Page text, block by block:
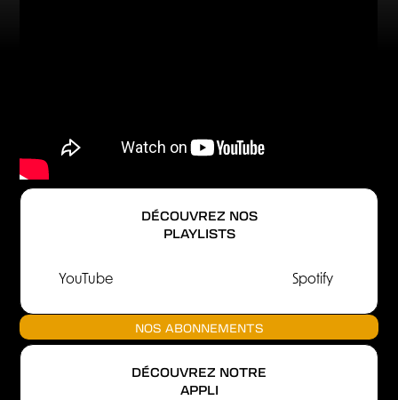
DÉCOUVREZ NOS
PLAYLISTS
YouTube Spotify
NOS ABONNEMENTS
DÉCOUVREZ NOTRE
APPLI